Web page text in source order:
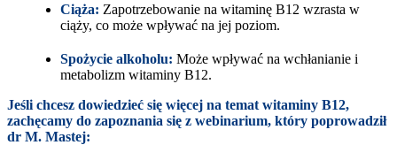
Ciąża: Zapotrzebowanie na witaminę B12 wzrasta w
ciąży, co może wpływać na jej poziom.
Spożycie alkoholu: Może wpływać na wchłanianie i
metabolizm witaminy B12.
Jeśli chcesz dowiedzieć się więcej na temat witaminy B12,
zachęcamy do zapoznania się z webinarium, który poprowadził
dr M. Mastej: